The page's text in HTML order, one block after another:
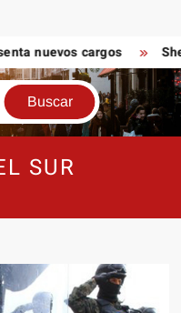
nuevos cargos
SUR